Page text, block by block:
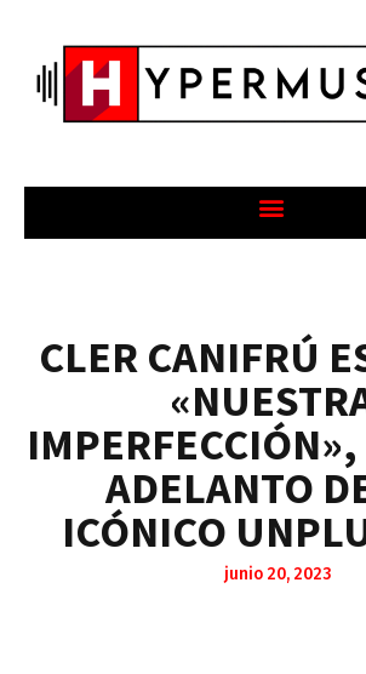
CLER CANIFRÚ
ADELANTO
ICÓNICO
junio 20, 2023